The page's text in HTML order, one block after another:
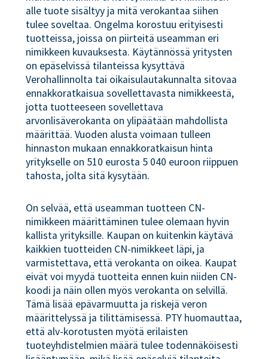
alle tuote sisältyy ja mitä verokantaa siihen
tulee soveltaa. Ongelma korostuu erityisesti
tuotteissa, joissa on piirteitä useamman eri
nimikkeen kuvauksesta. Käytännössä yritysten
on epäselvissä tilanteissa kysyttävä
Verohallinnolta tai oikaisulautakunnalta sitovaa
ennakkoratkaisua sovellettavasta nimikkeestä,
jotta tuotteeseen sovellettava
arvonlisäverokanta on ylipäätään mahdollista
määrittää. Vuoden alusta voimaan tulleen
hinnaston mukaan ennakkoratkaisun hinta
yritykselle on 510 eurosta 5 040 euroon riippuen
tahosta, jolta sitä kysytään.
On selvää, että useamman tuotteen CN-
nimikkeen määrittäminen tulee olemaan hyvin
kallista yrityksille. Kaupan on kuitenkin käytävä
kaikkien tuotteiden CN-nimikkeet läpi, ja
varmistettava, että verokanta on oikea. Kaupat
eivät voi myydä tuotteita ennen kuin niiden CN-
koodi ja näin ollen myös verokanta on selvillä.
Tämä lisää epävarmuutta ja riskejä veron
määrittelyssä ja tilittämisessä. PTY huomauttaa,
että alv-korotusten myötä erilaisten
tuoteyhdistelmien määrä tulee todennäköisesti